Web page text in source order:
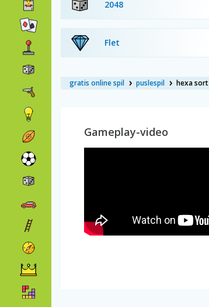
2048
Flet
gratis online spil puslespil hexa
Gameplay-video